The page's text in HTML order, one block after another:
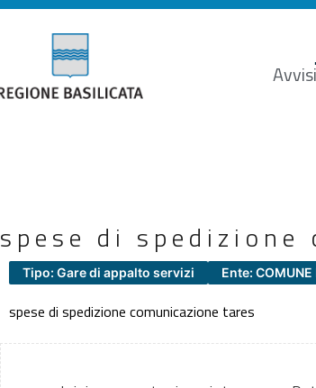
spese di spedizione
Tipo: Gare di appalto servizi Ente: COMUNE
spese di spedizione comunicazione tares